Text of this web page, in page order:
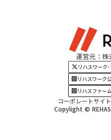
四国・九州エリア運営元：株
リハスワーク
リハスワーク
リハスファー
コーポレートサイト
Copylight ©